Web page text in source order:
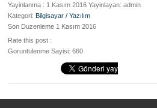
Yayinlanma : 1 Kasım 2016 Yayinlayan: admin
Kategori: Bilgisayar / Yazılım
Son Duzenleme 1 Kasım 2016
Rate this post :
Goruntulenme Sayisi: 660